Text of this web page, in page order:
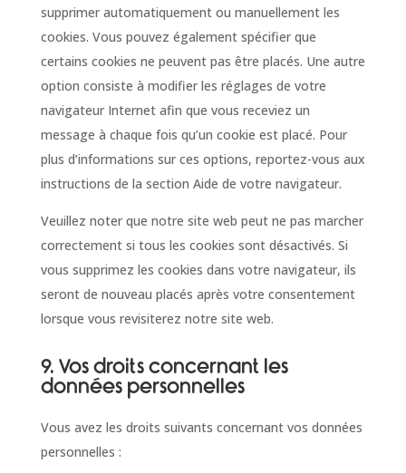
supprimer automatiquement ou manuellement les
cookies. Vous pouvez également spécifier que
certains cookies ne peuvent pas être placés. Une autre
option consiste à modifier les réglages de votre
navigateur Internet afin que vous receviez un
message à chaque fois qu’un cookie est placé. Pour
plus d’informations sur ces options, reportez-vous aux
instructions de la section Aide de votre navigateur.
Veuillez noter que notre site web peut ne pas marcher
correctement si tous les cookies sont désactivés. Si
vous supprimez les cookies dans votre navigateur, ils
seront de nouveau placés après votre consentement
lorsque vous revisiterez notre site web.
9. Vos droits concernant les
données personnelles
Vous avez les droits suivants concernant vos données
personnelles :